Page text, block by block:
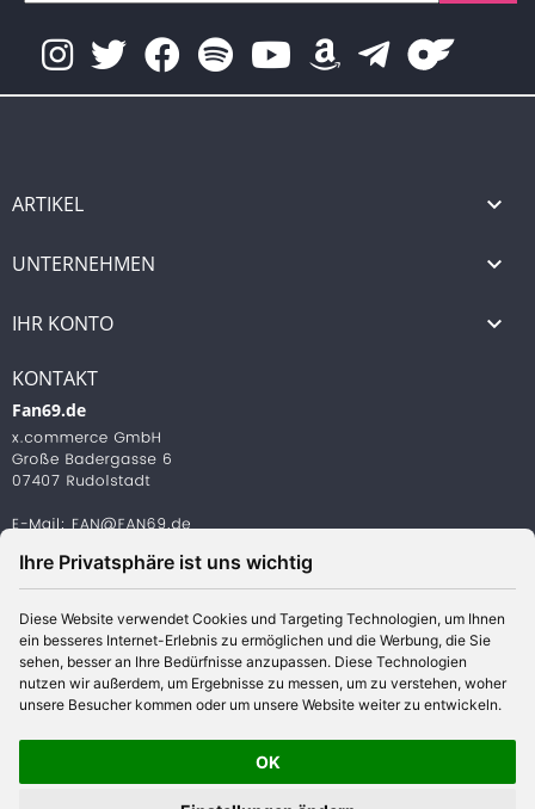
Ihre Privatsphäre ist uns wichtig
Diese Website verwendet Cookies und Targeting Technologien, um Ihnen
ein besseres Internet-Erlebnis zu ermöglichen und die Werbung, die Sie
sehen, besser an Ihre Bedürfnisse anzupassen. Diese Technologien
nutzen wir außerdem, um Ergebnisse zu messen, um zu verstehen, woher
unsere Besucher kommen oder um unsere Website weiter zu entwickeln.
OK
ARTIKEL 
UNTERNEHMEN 
IHR KONTO 
KONTAKT
Fan69.de
© 2026 www.aischeshop.com | Alle Preise verstehen sich
inklusive Mehrwertsteuer und zzgl. Versandkosten